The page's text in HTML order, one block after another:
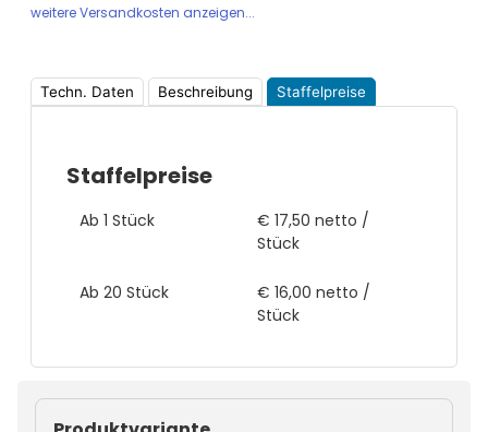
weitere Versandkosten anzeigen...
Techn. Daten Beschreibung Staffelpreise
Staffelpreise
Ab 1 Stück
€ 17,50 netto /
Stück
Ab 20 Stück
€ 16,00 netto /
Stück